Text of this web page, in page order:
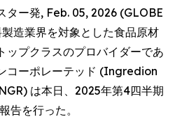
ター発, Feb. 05, 2026 (GLOBE
造業界を対象とした食品原材
ップクラスのプロバイダーであ
コーポレーテッド (Ingredion
は本日、2025年第4四半期
告を行った。